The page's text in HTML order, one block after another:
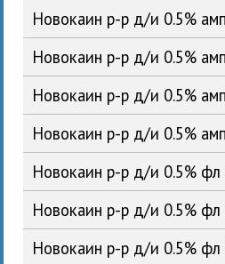
Новокаин р-р д/и 0.5%
Новокаин р-р д/и 0.5%
Новокаин р-р д/и 0.5%
Новокаин р-р д/и 0.5%
Новокаин р-р д/и 0.5%
Новокаин р-р д/и 0.5%
Новокаин р-р д/и 0.5%